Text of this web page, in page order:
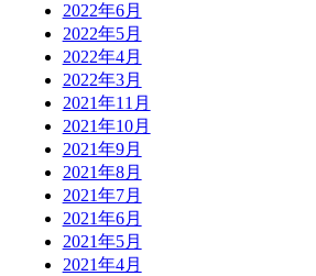
2022年6月
2022年5月
2022年4月
2022年3月
2021年11月
2021年10月
2021年9月
2021年8月
2021年7月
2021年6月
2021年5月
2021年4月